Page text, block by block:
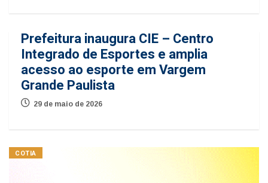
Prefeitura inaugura CIE – Centro
Integrado de Esportes e amplia
acesso ao esporte em Vargem
Grande Paulista
29 de maio de 2026
COTIA